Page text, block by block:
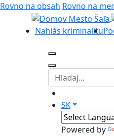
Rovno na obsah Rovno na
Nahlás kriminalitu
SK
Powered by